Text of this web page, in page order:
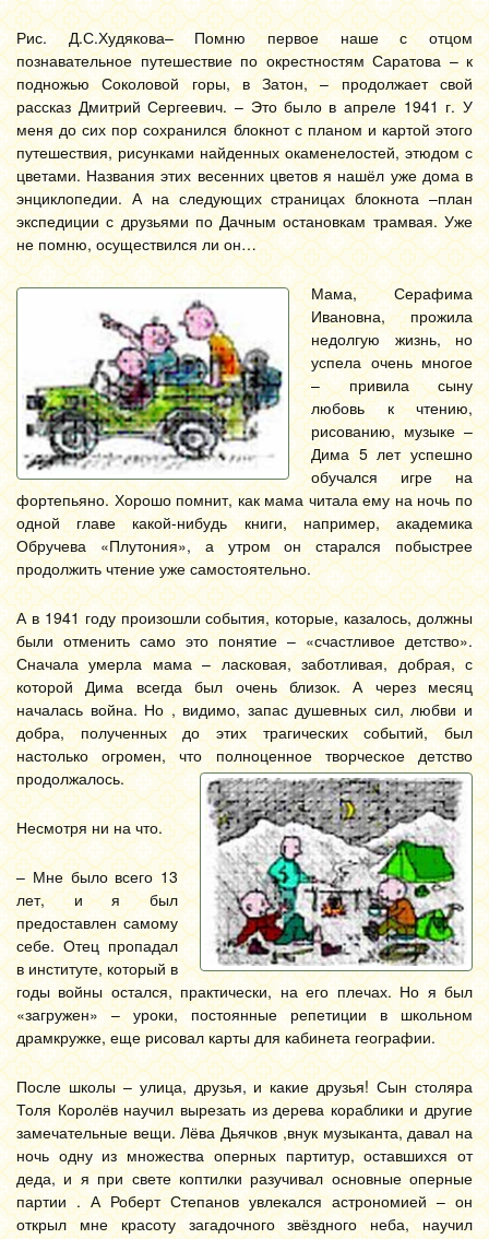
Рис. Д.С.Худякова– Помню первое наше с отцом
познавательное путешествие по окрестностям Саратова – к
подножью Соколовой горы, в Затон, – продолжает свой
рассказ Дмитрий Сергеевич. – Это было в апреле 1941 г. У
меня до сих пор сохранился блокнот с планом и картой этого
путешествия, рисунками найденных окаменелостей, этюдом с
цветами. Названия этих весенних цветов я нашёл уже дома в
энциклопедии. А на следующих страницах блокнота –план
экспедиции с друзьями по Дачным остановкам трамвая. Уже
не помню, осуществился ли он…
Мама, Серафима
Ивановна, прожила
недолгую жизнь, но
успела очень многое
– привила сыну
любовь к чтению,
рисованию, музыке –
Дима 5 лет успешно
обучался игре на
фортепьяно. Хорошо помнит, как мама читала ему на ночь по
одной главе какой-нибудь книги, например, академика
Обручева «Плутония», а утром он старался побыстрее
продолжить чтение уже самостоятельно.
А в 1941 году произошли события, которые, казалось, должны
были отменить само это понятие – «счастливое детство».
Сначала умерла мама – ласковая, заботливая, добрая, с
которой Дима всегда был очень близок. А через месяц
началась война. Но , видимо, запас душевных сил, любви и
добра, полученных до этих трагических событий, был
настолько огромен, что полноценное творческое детство
продолжалось.
Несмотря ни на что.
– Мне было всего 13
лет, и я был
предоставлен самому
себе. Отец пропадал
в институте, который в
годы войны остался, практически, на его плечах. Но я был
«загружен» – уроки, постоянные репетиции в школьном
драмкружке, еще рисовал карты для кабинета географии.
После школы – улица, друзья, и какие друзья! Сын столяра
Толя Королёв научил вырезать из дерева кораблики и другие
замечательные вещи. Лёва Дьячков ,внук музыканта, давал на
ночь одну из множества оперных партитур, оставшихся от
деда, и я при свете коптилки разучивал основные оперные
партии . А Роберт Степанов увлекался астрономией – он
открыл мне красоту загадочного звёздного неба, научил